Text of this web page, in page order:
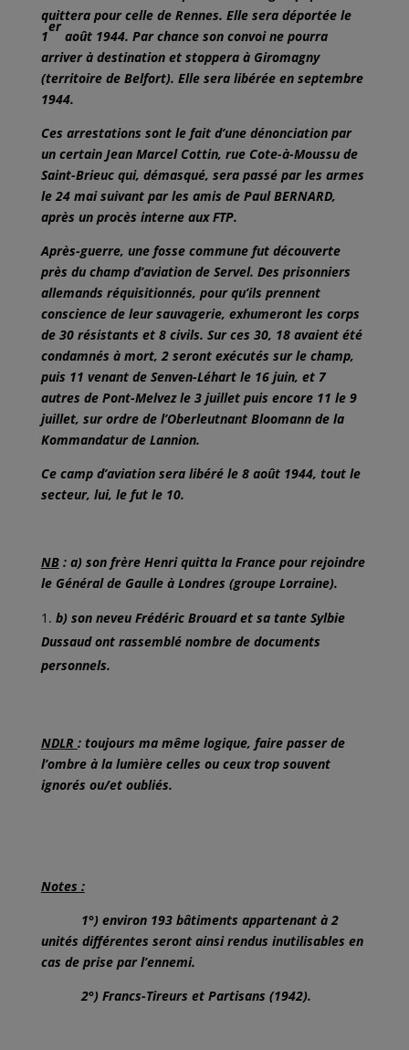
quittera pour celle de Rennes. Elle sera déportée le
1
er
août 1944. Par chance son convoi ne pourra
arriver à destination et stoppera à Giromagny
(territoire de Belfort). Elle sera libérée en septembre
1944.
Ces arrestations sont le fait d’une dénonciation par
un certain Jean Marcel Cottin, rue Cote-à-Moussu de
Saint-Brieuc qui, démasqué, sera passé par les armes
le 24 mai suivant par les amis de Paul BERNARD,
après un procès interne aux FTP.
Après-guerre, une fosse commune fut découverte
près du champ d’aviation de Servel. Des prisonniers
allemands réquisitionnés, pour qu’ils prennent
conscience de leur sauvagerie, exhumeront les corps
de 30 résistants et 8 civils. Sur ces 30, 18 avaient été
condamnés à mort, 2 seront exécutés sur le champ,
puis 11 venant de Senven-Léhart le 16 juin, et 7
autres de Pont-Melvez le 3 juillet puis encore 11 le 9
juillet, sur ordre de l’Oberleutnant Bloomann de la
Kommandatur de Lannion.
Ce camp d’aviation sera libéré le 8 août 1944, tout le
secteur, lui, le fut le 10.
NB: a) son frère Henri quitta la France pour rejoindre
le Général de Gaulle à Londres (groupe Lorraine).
b) son neveu Frédéric Brouard et sa tante Sylbie
Dussaud ont rassemblé nombre de documents
personnels.
NDLR : toujours ma même logique, faire passer de
l’ombre à la lumière celles ou ceux trop souvent
ignorés ou/et oubliés.
Notes :
1°) environ 193 bâtiments appartenant à 2
unités différentes seront ainsi rendus inutilisables en
cas de prise par l’ennemi.
2°) Francs-Tireurs et Partisans (1942).